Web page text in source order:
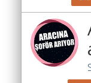
arayanlar
Soför
olup